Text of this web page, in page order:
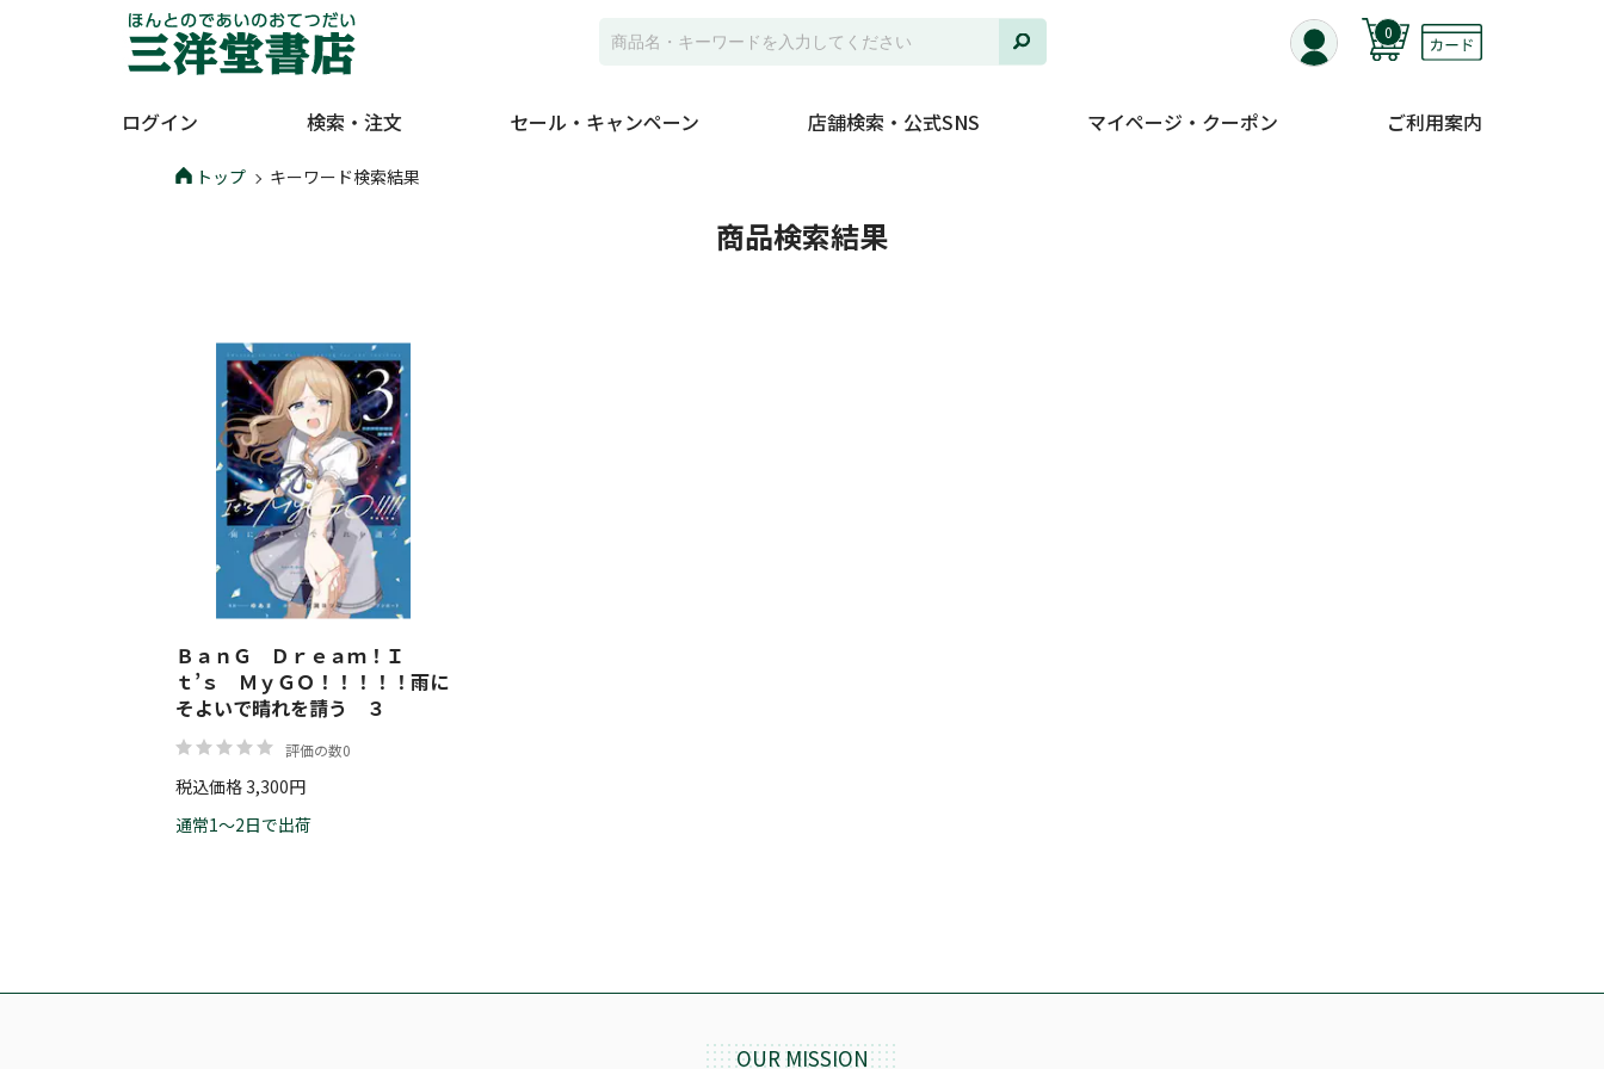
0
ログイン 検索・注文 セール・キャンペーン 店舗検索・公式SNS マイページ・クーポン ご利用案内
トップ キーワード検索結果
商品検索結果
ＢａｎＧ Ｄｒｅａｍ！Ｉ
ｔ’ｓ ＭｙＧＯ！！！！！雨に
そよいで晴れを請う ３
評価の数0
税込価格 3,300円
通常1～2日で出荷
OUR MISSION